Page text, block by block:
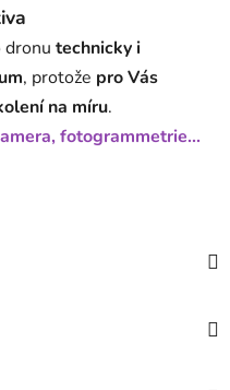
dronu technicky i
, protože pro Vás
na míru.
fotogrammetrie...